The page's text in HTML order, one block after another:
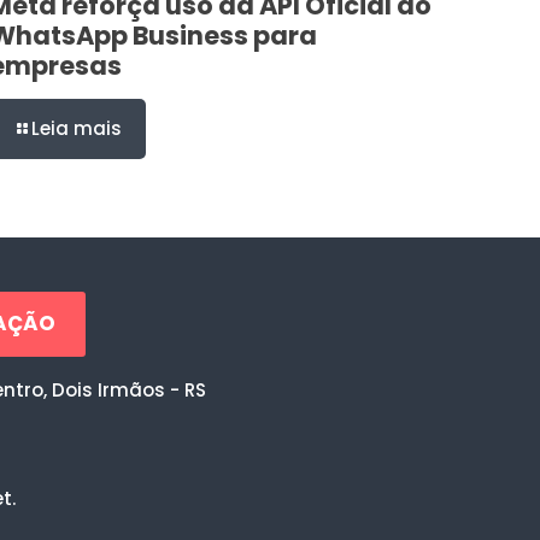
Business para
Leia mais
Dois Irmãos - RS